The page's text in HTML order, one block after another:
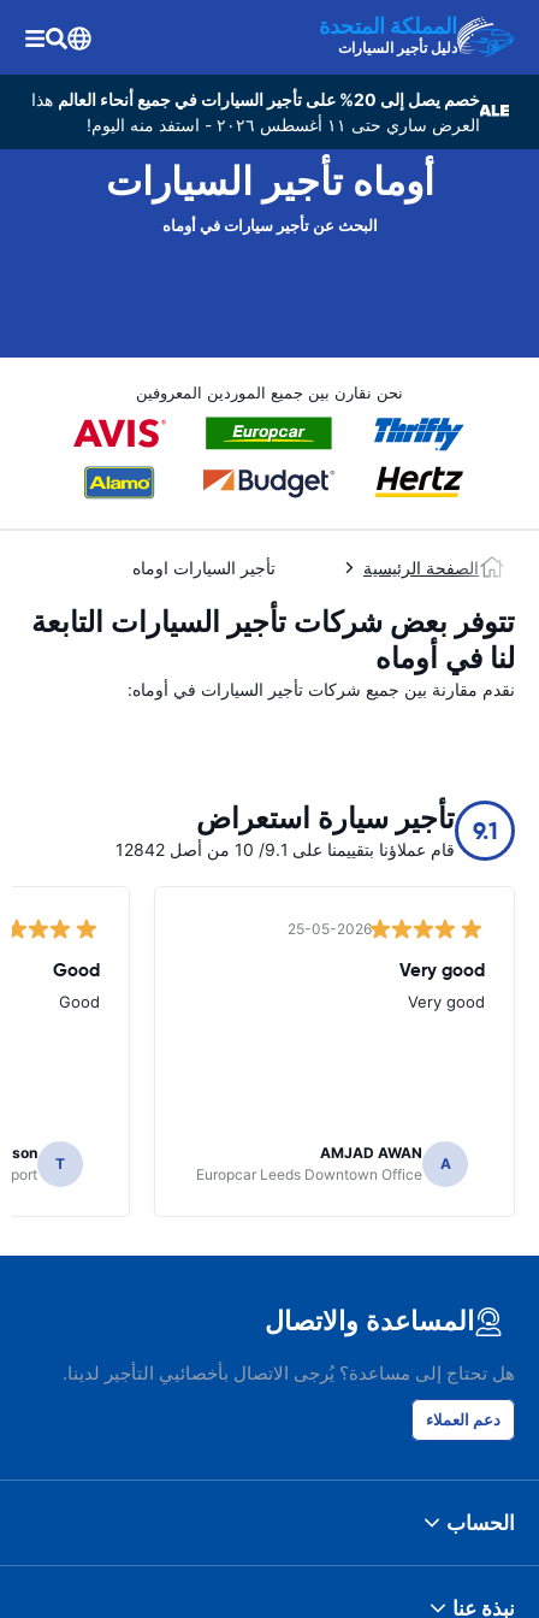
المملكة المتحدة
دليل تأجير السيارات
خصم يصل إلى 20% على تأجير السيارات في جميع أنحاء العالم
هذا
العرض ساري حتى ١١ أغسطس ٢٠٢٦ - استفد منه اليوم!
أوماه تأجير السيارات
البحث عن تأجير سيارات في أوماه
نحن نقارن بين جميع الموردين المعروفين
الصفحة الرئيسية تأجير السيارات اوماه
تتوفر بعض شركات تأجير السيارات التابعة
لنا في أوماه
نقدم مقارنة بين جميع شركات تأجير السيارات في أوماه:
9.1 تأجير سيارة استعراض
قام عملاؤنا بتقييمنا على 9.1/ 10 من أصل 12842
25-05-2026
Very good
Very good
A
AMJAD AWAN
Europcar Leeds Downtown Office
Good
Good
T
المساعدة والاتصال
هل تحتاج إلى مساعدة؟ يُرجى الاتصال بأخصائيي التأجير لدينا.
دعم العملاء
الحساب
نبذة عنا